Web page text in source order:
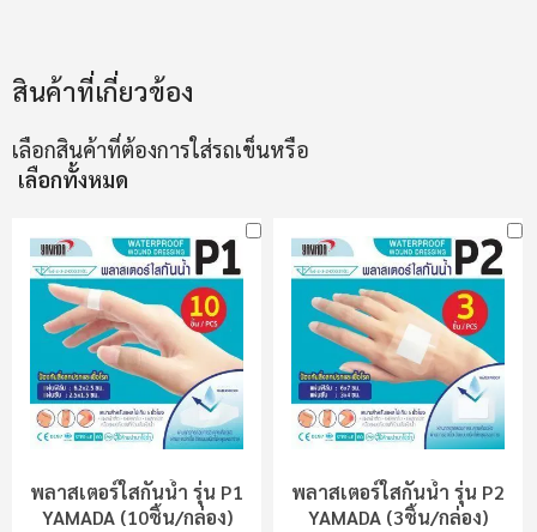
สินค้าที่เกี่ยวข้อง
เลือกสินค้าที่ต้องการใส่รถเข็นหรือ
เลือกทั้งหมด
พลาสเตอร์ใสกันน้ำ รุ่น P1
YAMADA (10ชิ้น/กล่อง)
พลาสเตอร์ใสกันน้ำ รุ่น P2
YAMADA (3ชิ้น/กล่อง)